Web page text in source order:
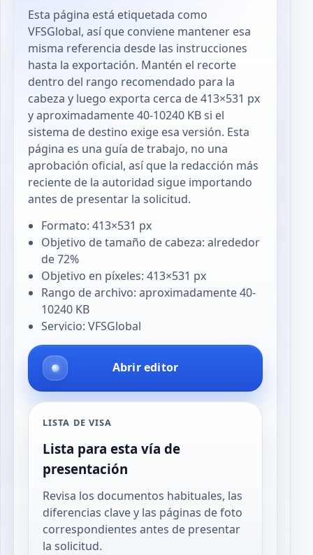
Esta página está etiquetada como
VFSGlobal, así que conviene mantener esa
misma referencia desde las instrucciones
hasta la exportación. Mantén el recorte
dentro del rango recomendado para la
cabeza y luego exporta cerca de 413×531 px
y aproximadamente 40-10240 KB si el
sistema de destino exige esa versión. Esta
página es una guía de trabajo, no una
aprobación oficial, así que la redacción más
reciente de la autoridad sigue importando
antes de presentar la solicitud.
Formato: 413×531 px
Objetivo de tamaño de cabeza: alrededor
de 72%
Objetivo en píxeles: 413×531 px
Rango de archivo: aproximadamente 40-
10240 KB
Servicio: VFSGlobal
Abrir editor
LISTA DE VISA
Lista para esta vía de
presentación
Revisa los documentos habituales, las
diferencias clave y las páginas de foto
correspondientes antes de presentar
la solicitud.